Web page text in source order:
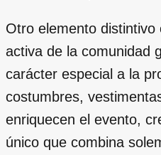
Otro elemento distintivo
activa de la comunidad
carácter especial a la
costumbres,
enriquecen el evento,
único que combina